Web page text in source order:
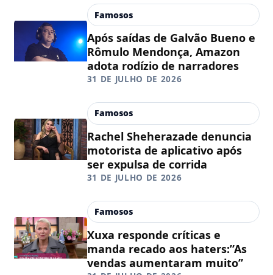
Famosos
Após saídas de Galvão Bueno e
Rômulo Mendonça, Amazon
adota rodízio de narradores
31 DE JULHO DE 2026
Famosos
Rachel Sheherazade denuncia
motorista de aplicativo após
ser expulsa de corrida
31 DE JULHO DE 2026
Famosos
Xuxa responde críticas e
manda recado aos haters:”As
vendas aumentaram muito”